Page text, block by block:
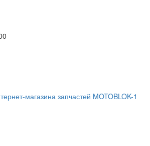
магазина запчастей MOTOBLOK-1